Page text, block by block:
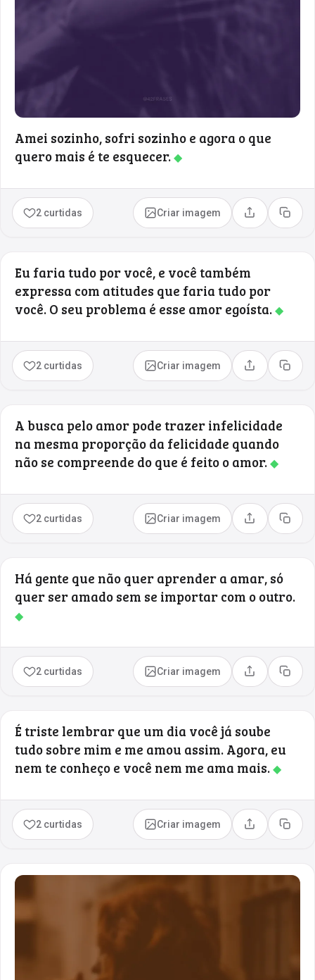
Amei sozinho, sofri sozinho e agora o que
quero mais é te esquecer.◆
2 curtidas Criar imagem Compartilhar
Copiar
Eu faria tudo por você, e você também
expressa com atitudes que faria tudo por
você. O seu problema é esse amor egoísta.◆
2 curtidas Criar imagem Compartilhar
Copiar
A busca pelo amor pode trazer infelicidade
na mesma proporção da felicidade quando
não se compreende do que é feito o amor.◆
2 curtidas Criar imagem Compartilhar
Copiar
Há gente que não quer aprender a amar, só
quer ser amado sem se importar com o outro.
◆
2 curtidas Criar imagem Compartilhar
Copiar
É triste lembrar que um dia você já soube
tudo sobre mim e me amou assim. Agora, eu
nem te conheço e você nem me ama mais.◆
2 curtidas Criar imagem Compartilhar
Copiar